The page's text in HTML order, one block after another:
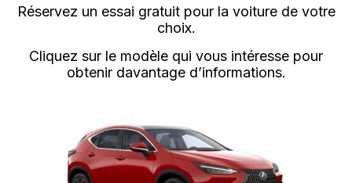
Réservez un essai gratuit pour la voiture de votre
choix.
Cliquez sur le modèle qui vous intéresse pour
obtenir davantage d’informations.